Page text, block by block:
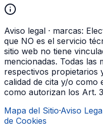
Aviso legal · marcas:
que NO es el servicio
sitio web no tiene
mencionadas. Todas las
respectivos propietarios
calidad de cita y/o como
como autorizan los Art.
Mapa del Sitio·Aviso
de Cookies